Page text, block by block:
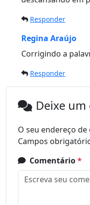
Responder
Regina Araújo
Corrigindo a
Responder
Deixe
O seu endereço
Campos
Comentário*